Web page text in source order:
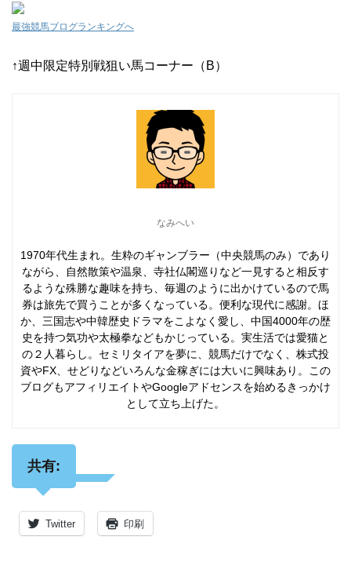
最強競馬ブログランキングへ
↑週中限定特別戦狙い馬コーナー（B）
なみへい
1970年代生まれ。生粋のギャンブラー（中央競馬のみ）であり
ながら、自然散策や温泉、寺社仏閣巡りなど一見すると相反す
るような殊勝な趣味を持ち、毎週のように出かけているので馬
券は旅先で買うことが多くなっている。便利な現代に感謝。ほ
か、三国志や中韓歴史ドラマをこよなく愛し、中国4000年の歴
史を持つ気功や太極拳などもかじっている。実生活では愛猫と
の２人暮らし。セミリタイアを夢に、競馬だけでなく、株式投
資やFX、せどりなどいろんな金稼ぎには大いに興味あり。この
ブログもアフィリエイトやGoogleアドセンスを始めるきっかけ
として立ち上げた。
共有:
Twitter 印刷